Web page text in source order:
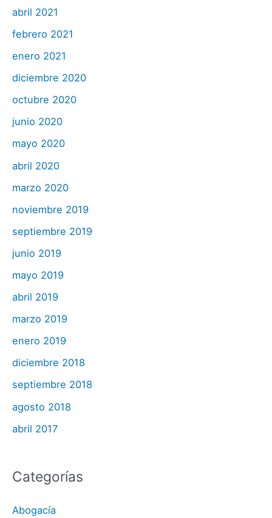
abril 2021
febrero 2021
enero 2021
diciembre 2020
octubre 2020
junio 2020
mayo 2020
abril 2020
marzo 2020
noviembre 2019
septiembre 2019
junio 2019
mayo 2019
abril 2019
marzo 2019
enero 2019
diciembre 2018
septiembre 2018
agosto 2018
abril 2017
Categorías
Abogacía